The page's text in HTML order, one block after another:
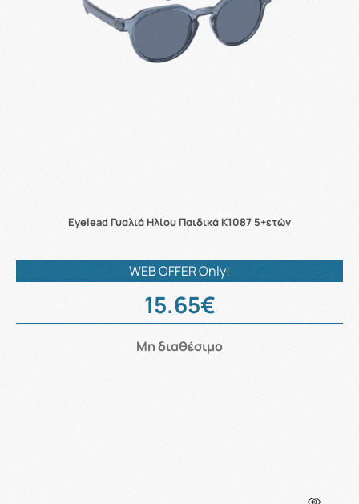
Eyelead Γυαλιά Ηλίου Παιδικά K1087 5+ετών
WEB OFFER Only!
15.65€
Μη διαθέσιμο